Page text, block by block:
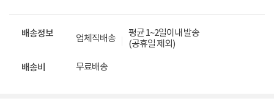
배송정보 업체직배송
평균 1~2일이내 발송
(공휴일 제외)
배송비 무료배송